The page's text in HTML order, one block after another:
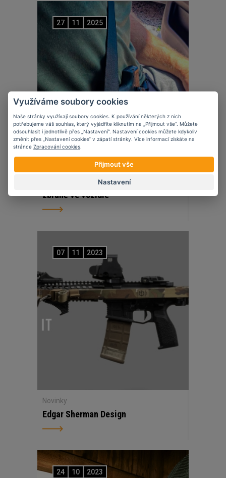
27 11 2025
Novinky
5 věcí, které zvážit při nošení krátké
zbraně ve vozidle
07 11 2023
Novinky
Edgar Sherman Design
24 10 2023
Využíváme soubory cookies
Naše stránky využívají soubory cookies. K používání některých z nich
potřebujeme váš souhlas, který vyjádříte kliknutím na „Přijmout vše“. Můžete
odsouhlasit i jednotlivě přes „Nastavení“. Nastavení cookies můžete kdykoliv
změnit přes „Nastavení cookies“ v zápatí stránky. Více informací získáte na
stránce Zpracování cookies
Přijmout vše
Nastavení